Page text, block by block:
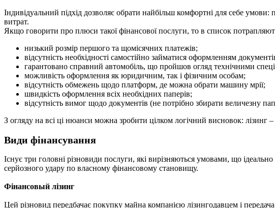
Індивідуальний підхід дозволяє обрати найбільш комфортні для себе
витрат.
Якщо говорити про плюси такої фінансової послуги, то в список
низький розмір першого та щомісячних платежів;
відсутність необхідності самостійно займатися оформленням
гарантовано справний автомобіль, що пройшов огляд технічними
можливість оформлення як юридичним, так і фізичним особам;
відсутність обмежень щодо платформ, де можна обрати машину мрії;
швидкість оформлення всіх необхідних паперів;
відсутність вимог щодо документів (не потрібно збирати величезну
З огляду на всі ці нюанси можна зробити цілком логічний висновок: лізинг
Види фінансування
Існує три головні різновиди послуги, які вирізняються умовами, що
серйозного удару по власному фінансовому становищу.
Фінансовый лізинг
Цей різновид передбачає покупку майна компанією лізингодавцем і